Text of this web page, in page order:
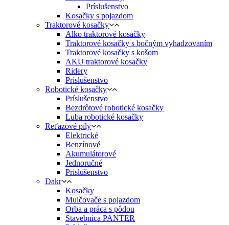
Príslušenstvo
Kosačky s pojazdom
Traktorové kosačky
Alko traktorové kosačky
Traktorové kosačky s bočným vyhadzovaním
Traktorové kosačky s košom
AKU traktorové kosačky
Ridery
Príslušenstvo
Robotické kosačky
Príslušenstvo
Bezdrôtové robotické kosačky
Luba robotické kosačky
Reťazové píly
Elektrické
Benzínové
Akumulátorové
Jednoručné
Príslušenstvo
Dakr
Kosačky
Mulčovače s pojazdom
Orba a práca s pôdou
Stavebnica PANTER